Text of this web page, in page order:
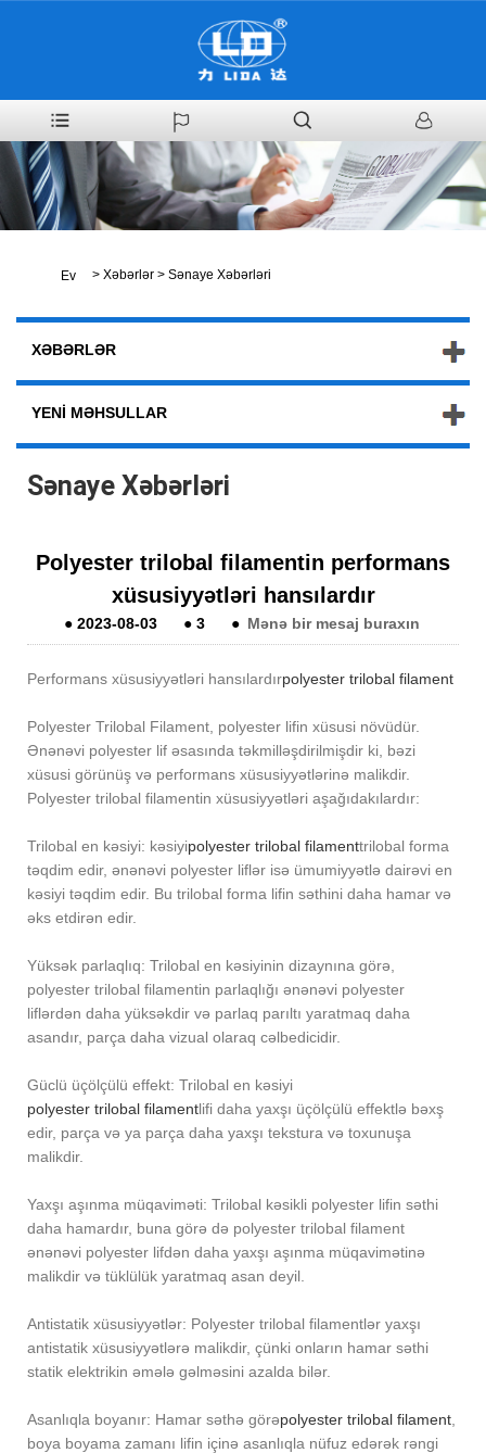
Ev > Xəbərlər > Sənaye Xəbərləri
XƏBƏRLƏR
YENI MƏHSULLAR
Sənaye Xəbərləri
Polyester trilobal filamentin performans
xüsusiyyətləri hansılardır
● 2023-08-03 ● 3 ● Mənə bir mesaj buraxın
Performans xüsusiyyətləri hansılardırpolyester trilobal filament
Polyester Trilobal Filament, polyester lifin xüsusi növüdür.
Ənənəvi polyester lif əsasında təkmilləşdirilmişdir ki, bəzi
xüsusi görünüş və performans xüsusiyyətlərinə malikdir.
Polyester trilobal filamentin xüsusiyyətləri aşağıdakılardır:
Trilobal en kəsiyi: kəsiyipolyester trilobal filamenttrilobal forma
təqdim edir, ənənəvi polyester liflər isə ümumiyyətlə dairəvi en
kəsiyi təqdim edir. Bu trilobal forma lifin səthini daha hamar və
əks etdirən edir.
Yüksək parlaqlıq: Trilobal en kəsiyinin dizaynına görə,
polyester trilobal filamentin parlaqlığı ənənəvi polyester
liflərdən daha yüksəkdir və parlaq parıltı yaratmaq daha
asandır, parça daha vizual olaraq cəlbedicidir.
Güclü üçölçülü effekt: Trilobal en kəsiyi
polyester trilobal filamentlifi daha yaxşı üçölçülü effektlə bəxş
edir, parça və ya parça daha yaxşı tekstura və toxunuşa
malikdir.
Yaxşı aşınma müqaviməti: Trilobal kəsikli polyester lifin səthi
daha hamardır, buna görə də polyester trilobal filament
ənənəvi polyester lifdən daha yaxşı aşınma müqavimətinə
malikdir və tüklülük yaratmaq asan deyil.
Antistatik xüsusiyyətlər: Polyester trilobal filamentlər yaxşı
antistatik xüsusiyyətlərə malikdir, çünki onların hamar səthi
statik elektrikin əmələ gəlməsini azalda bilər.
Asanlıqla boyanır: Hamar səthə görəpolyester trilobal filament
boya boyama zamanı lifin içinə asanlıqla nüfuz edərək rəngi